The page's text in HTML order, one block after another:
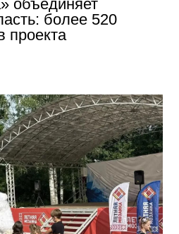
объединяет
более 520
проекта